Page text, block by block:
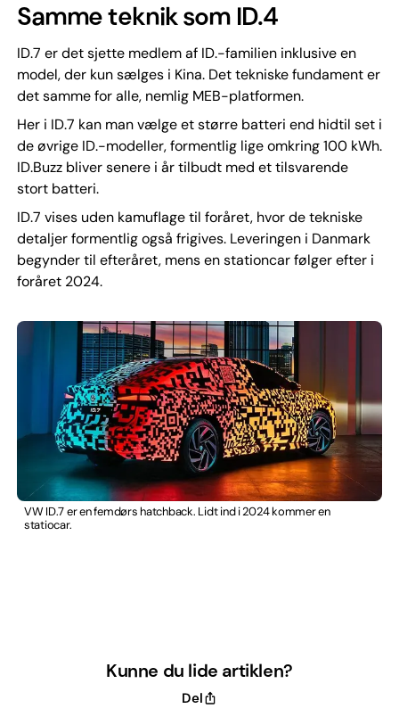
Samme teknik som ID.4
ID.7 er det sjette medlem af ID.-familien inklusive en
model, der kun sælges i Kina. Det tekniske fundament er
det samme for alle, nemlig MEB-platformen.
Her i ID.7 kan man vælge et større batteri end hidtil set i
de øvrige ID.-modeller, formentlig lige omkring 100 kWh.
ID.Buzz bliver senere i år tilbudt med et tilsvarende
stort batteri.
ID.7 vises uden kamuflage til foråret, hvor de tekniske
detaljer formentlig også frigives. Leveringen i Danmark
begynder til efteråret, mens en stationcar følger efter i
foråret 2024.
VW ID.7 er en femdørs hatchback. Lidt ind i 2024 kommer en
statiocar.
Kunne du lide artiklen?
Del